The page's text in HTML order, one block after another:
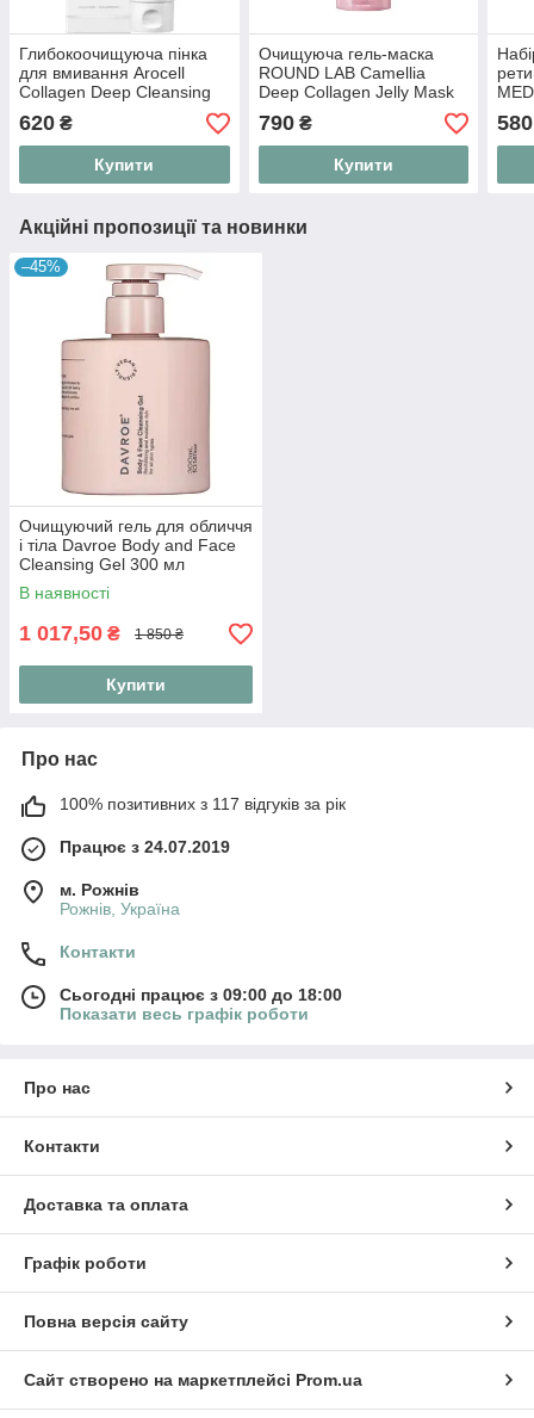
Глибокоочищуюча пінка
для вмивання Arocell
Collagen Deep Cleansing
Foam 120 мл з колагеном
620 ₴
Купити
Очищуюча гель-маска
ROUND LAB Camellia
Deep Collagen Jelly Mask
Cleanser 150 ml з
екстрактом камелії та
колагеном
790₴
Купити
580
Акційні пропозиції та новинки
–45%
Очищуючий гель для обличчя
і тіла Davroe Body and Face
Cleansing Gel 300 мл
В наявності
1 017,50 ₴ 1 850 ₴
Купити
Про нас
100% позитивних з 117 відгуків за рік
Працює з 24.07.2019
м. Рожнів
Рожнів, Україна
Контакти
Сьогодні працює з 09:00 до 18:00
Показати весь графік роботи
Про нас
Контакти
Доставка та оплата
Графік роботи
Повна версія сайту
Сайт створено на маркетплейсі Prom.ua